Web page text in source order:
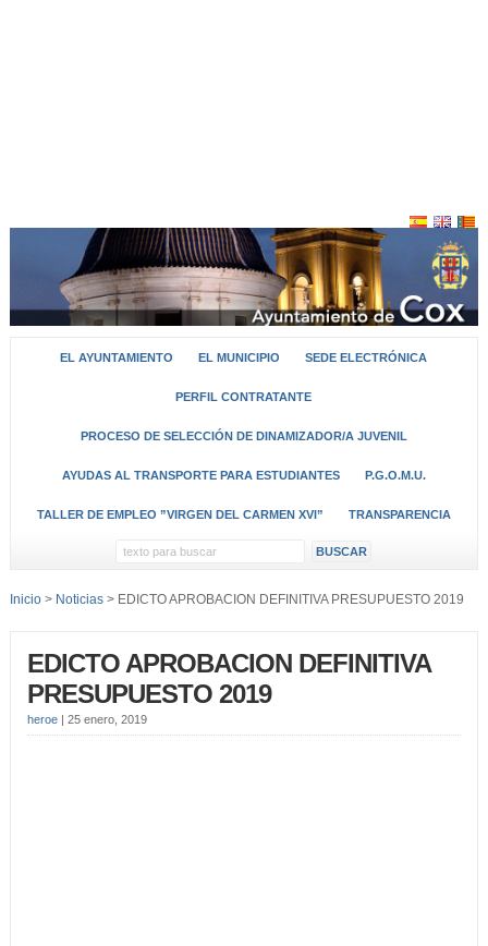
EL AYUNTAMIENTO EL MUNICIPIO SEDE ELECTRÓNICA
PERFIL CONTRATANTE
PROCESO DE SELECCIÓN DE DINAMIZADOR/A JUVENIL
AYUDAS AL TRANSPORTE PARA ESTUDIANTES P.G.O.M.U.
TALLER DE EMPLEO ”VIRGEN DEL CARMEN XVI” TRANSPARENCIA
Inicio> Noticias> EDICTO APROBACION DEFINITIVA PRESUPUESTO 2019
EDICTO APROBACION DEFINITIVA
PRESUPUESTO 2019
heroe| 25 enero, 2019